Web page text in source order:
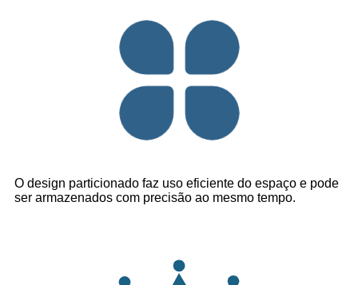
O design particionado faz uso eficiente do espaço e pode
ser armazenados com precisão ao mesmo tempo.